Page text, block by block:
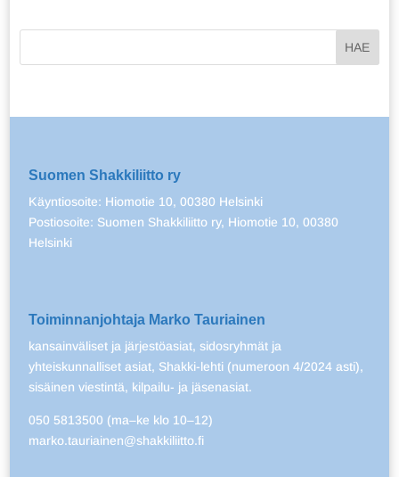
Suomen Shakkiliitto ry
Käyntiosoite: Hiomotie 10, 00380 Helsinki
Postiosoite: Suomen Shakkiliitto ry, Hiomotie 10, 00380
Helsinki
Toiminnanjohtaja Marko Tauriainen
kansainväliset ja järjestöasiat, sidosryhmät ja
yhteiskunnalliset asiat, Shakki-lehti (numeroon 4/2024 asti),
sisäinen viestintä, kilpailu- ja jäsenasiat.
050 5813500 (ma–ke klo 10–12)
marko.tauriainen@shakkiliitto.fi